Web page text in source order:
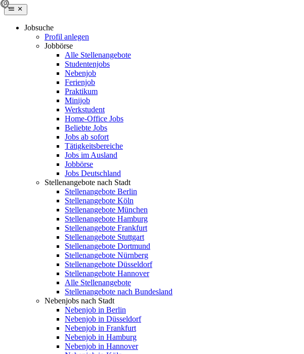
Jobsuche
Profil anlegen
Jobbörse
Alle Stellenangebote
Studentenjobs
Nebenjob
Ferienjob
Praktikum
Minijob
Werkstudent
Home-Office Jobs
Beliebte Jobs
Jobs ab sofort
Tätigkeitsbereiche
Jobs im Ausland
Jobbörse
Jobs Deutschland
Stellenangebote nach Stadt
Stellenangebote Berlin
Stellenangebote Köln
Stellenangebote München
Stellenangebote Hamburg
Stellenangebote Frankfurt
Stellenangebote Stuttgart
Stellenangebote Dortmund
Stellenangebote Nürnberg
Stellenangebote Düsseldorf
Stellenangebote Hannover
Alle Stellenangebote
Stellenangebote nach Bundesland
Nebenjobs nach Stadt
Nebenjob in Berlin
Nebenjob in Düsseldorf
Nebenjob in Frankfurt
Nebenjob in Hamburg
Nebenjob in Hannover